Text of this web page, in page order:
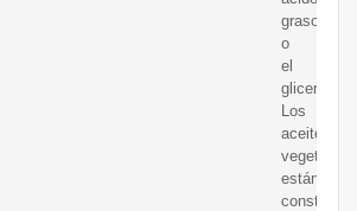
grasos
o
el
glicerol,
Los
aceites
vegetales
están